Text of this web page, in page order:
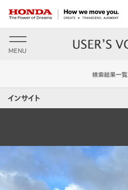
MENU
検索結果一覧
インサイト